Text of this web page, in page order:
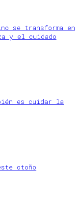
se transforma en
y el cuidado
es cuidar la
otoño